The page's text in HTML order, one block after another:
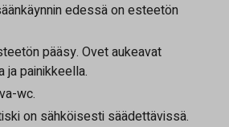
edessä on esteetön
pääsy. Ovet aukeavat
ja painikkeella.
wc.
on sähköisesti säädettävissä.